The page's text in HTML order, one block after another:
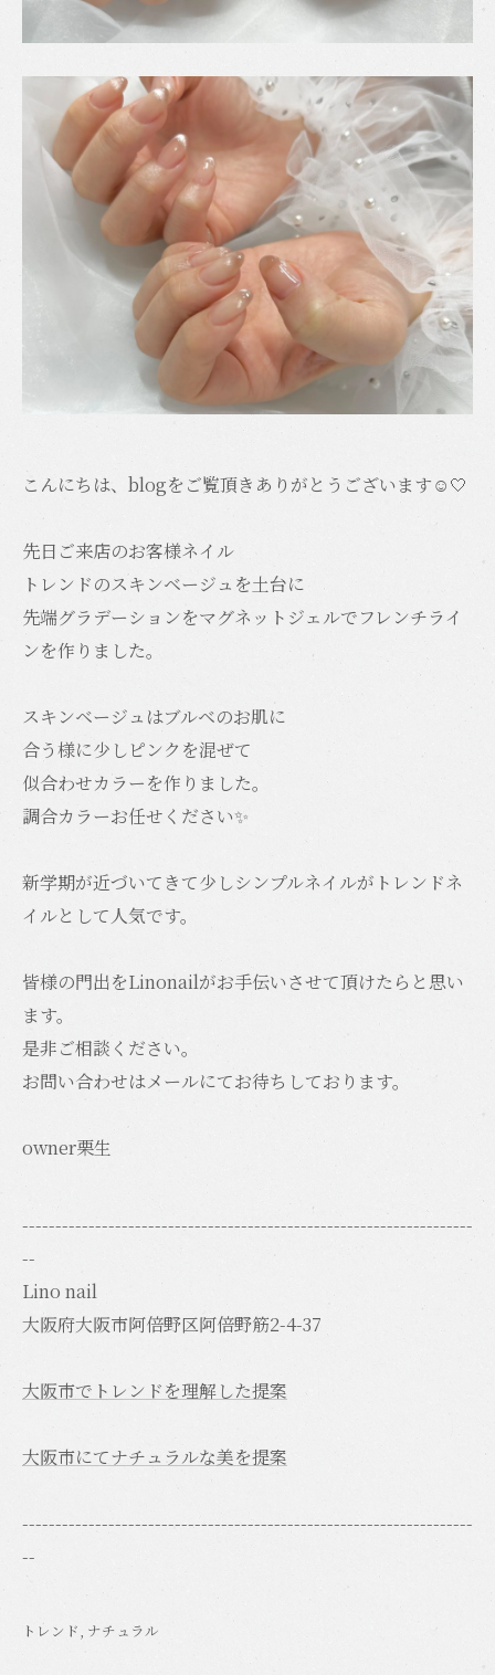
こんにちは、blogをご覧頂きありがとうございます☺️🤍
先日ご来店のお客様ネイル
トレンドのスキンベージュを土台に
先端グラデーションをマグネットジェルでフレンチライ
ンを作りました。
スキンベージュはブルベのお肌に
合う様に少しピンクを混ぜて
似合わせカラーを作りました。
調合カラーお任せください✨
新学期が近づいてきて少しシンプルネイルがトレンドネ
イルとして人気です。
皆様の門出をLinonailがお手伝いさせて頂けたらと思い
ます。
是非ご相談ください。
お問い合わせはメールにてお待ちしております。
owner栗生
--------------------------------------------------------------------
--
Lino nail
大阪府大阪市阿倍野区阿倍野筋2-4-37
大阪市でトレンドを理解した提案
大阪市にてナチュラルな美を提案
--------------------------------------------------------------------
--
トレンド ナチュラル